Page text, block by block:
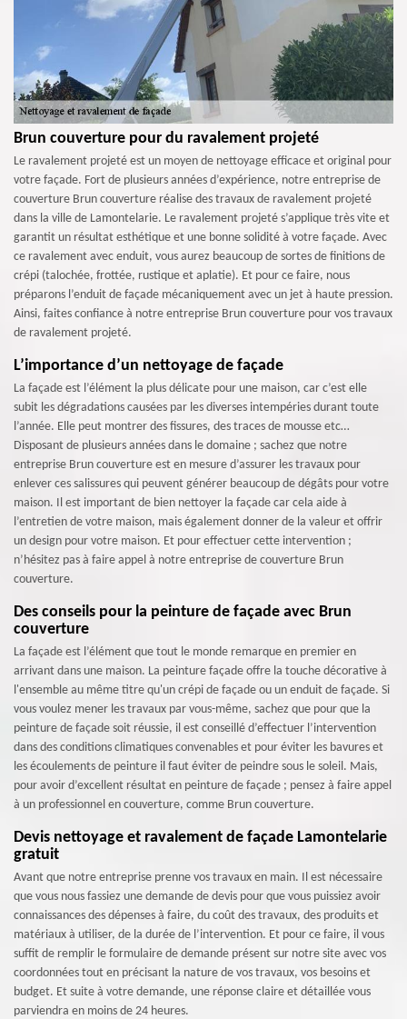
Brun couverture pour du ravalement projeté
Le ravalement projeté est un moyen de nettoyage efficace et original pour
votre façade. Fort de plusieurs années d’expérience, notre entreprise de
couverture Brun couverture réalise des travaux de ravalement projeté
dans la ville de Lamontelarie. Le ravalement projeté s’applique très vite et
garantit un résultat esthétique et une bonne solidité à votre façade. Avec
ce ravalement avec enduit, vous aurez beaucoup de sortes de finitions de
crépi (talochée, frottée, rustique et aplatie). Et pour ce faire, nous
préparons l’enduit de façade mécaniquement avec un jet à haute pression.
Ainsi, faites confiance à notre entreprise Brun couverture pour vos travaux
de ravalement projeté.
L’importance d’un nettoyage de façade
La façade est l’élément la plus délicate pour une maison, car c’est elle
subit les dégradations causées par les diverses intempéries durant toute
l’année. Elle peut montrer des fissures, des traces de mousse etc…
Disposant de plusieurs années dans le domaine ; sachez que notre
entreprise Brun couverture est en mesure d’assurer les travaux pour
enlever ces salissures qui peuvent générer beaucoup de dégâts pour votre
maison. Il est important de bien nettoyer la façade car cela aide à
l’entretien de votre maison, mais également donner de la valeur et offrir
un design pour votre maison. Et pour effectuer cette intervention ;
n’hésitez pas à faire appel à notre entreprise de couverture Brun
couverture.
Des conseils pour la peinture de façade avec Brun
couverture
La façade est l’élément que tout le monde remarque en premier en
arrivant dans une maison. La peinture façade offre la touche décorative à
l'ensemble au même titre qu'un crépi de façade ou un enduit de façade. Si
vous voulez mener les travaux par vous-même, sachez que pour que la
peinture de façade soit réussie, il est conseillé d’effectuer l’intervention
dans des conditions climatiques convenables et pour éviter les bavures et
les écoulements de peinture il faut éviter de peindre sous le soleil. Mais,
pour avoir d’excellent résultat en peinture de façade ; pensez à faire appel
à un professionnel en couverture, comme Brun couverture.
Devis nettoyage et ravalement de façade Lamontelarie
gratuit
Avant que notre entreprise prenne vos travaux en main. Il est nécessaire
que vous nous fassiez une demande de devis pour que vous puissiez avoir
connaissances des dépenses à faire, du coût des travaux, des produits et
matériaux à utiliser, de la durée de l’intervention. Et pour ce faire, il vous
suffit de remplir le formulaire de demande présent sur notre site avec vos
coordonnées tout en précisant la nature de vos travaux, vos besoins et
budget. Et suite à votre demande, une réponse claire et détaillée vous
parviendra en moins de 24 heures.